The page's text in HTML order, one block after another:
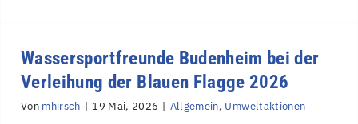
Wassersportfreunde Budenheim bei der
Verleihung der Blauen Flagge 2026
Von mhirsch | 19 Mai, 2026 | Allgemein, Umweltaktionen